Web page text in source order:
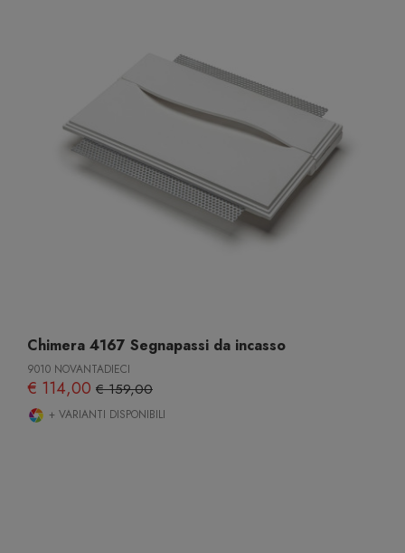
Chimera 4167 Segnapassi da incasso
9010 NOVANTADIECI
€ 114,00 € 159,00
+ VARIANTI DISPONIBILI